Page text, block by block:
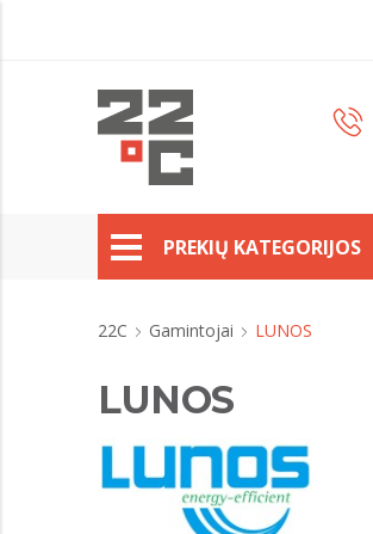
PREKIŲ KATEGORIJOS
22C Gamintojai LUNOS
LUNOS